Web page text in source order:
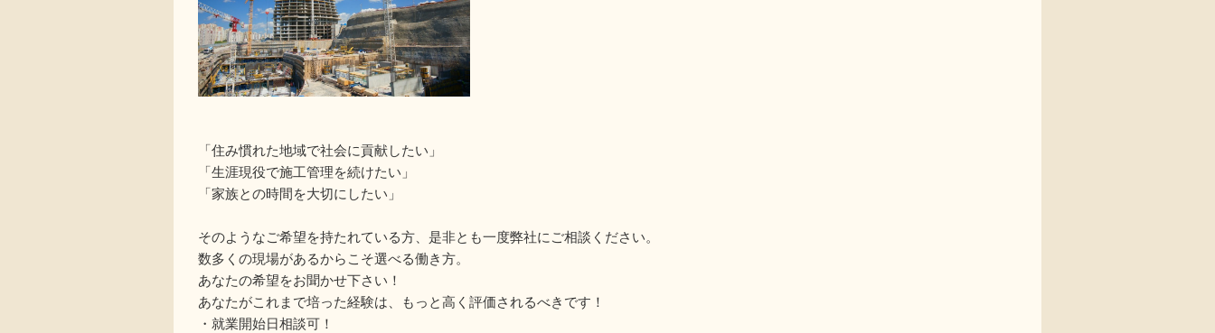
「住み慣れた地域で社会に貢献したい」
「生涯現役で施工管理を続けたい」
「家族との時間を大切にしたい」
そのようなご希望を持たれている方、是非とも一度弊社にご相談ください。
数多くの現場があるからこそ選べる働き方。
あなたの希望をお聞かせ下さい！
あなたがこれまで培った経験は、もっと高く評価されるべきです！
・就業開始日相談可！